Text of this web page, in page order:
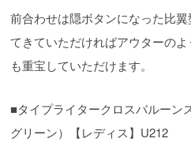
前合わせは隠ボタンになった比
てきていただければアウターの
も重宝していただけます。
■タイプライタークロスバルーン
グリーン）【レディス】U212